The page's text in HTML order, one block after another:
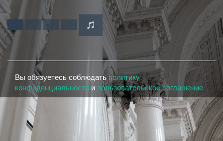
Вы обязуетесь соблюдатьполитику
конфиденциальности и пользовательское соглашение